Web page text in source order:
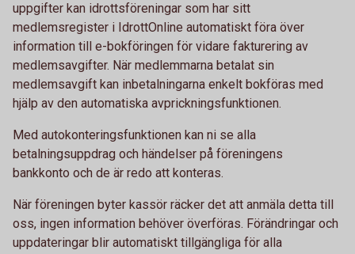
uppgifter kan idrottsföreningar som har sitt
medlemsregister i IdrottOnline automatiskt föra över
information till e-bokföringen för vidare fakturering av
medlemsavgifter. När medlemmarna betalat sin
medlemsavgift kan inbetalningarna enkelt bokföras med
hjälp av den automatiska avprickningsfunktionen.
Med autokonteringsfunktionen kan ni se alla
betalningsuppdrag och händelser på föreningens
bankkonto och de är redo att konteras.
När föreningen byter kassör räcker det att anmäla detta till
oss, ingen information behöver överföras. Förändringar och
uppdateringar blir automatiskt tillgängliga för alla